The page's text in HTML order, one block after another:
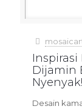
Dijamin
Nyenyak!
Desain